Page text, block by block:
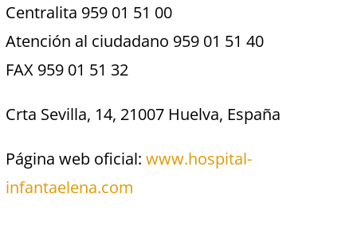
Centralita 959 01 51 00
Atención al ciudadano 959 01 51 40
FAX 959 01 51 32
Crta Sevilla, 14, 21007 Huelva, España
Página web oficial: www.hospital-
infantaelena.com